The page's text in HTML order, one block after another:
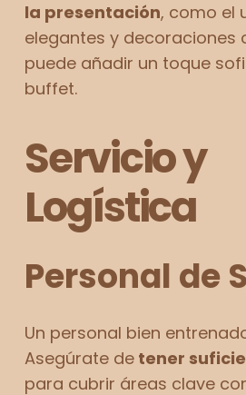
la presentación, como el
elegantes y decoraciones
puede añadir un toque
buffet.
Servicio y
Logística
Personal de
Un personal bien
Asegúrate de tener
para cubrir áreas clave